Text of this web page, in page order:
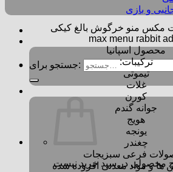
و بازی
جستجو برای:
مکس منو خرگوش بالغ کیکی
max menu rabbit
محصول اسپانیا
ترکیبات:
تیموتی
غلات
کورن
جوانه گندم
هویج
یونجه
چغندر
فرعی سبزیجات
ها و مواد معدنی افزوده شده